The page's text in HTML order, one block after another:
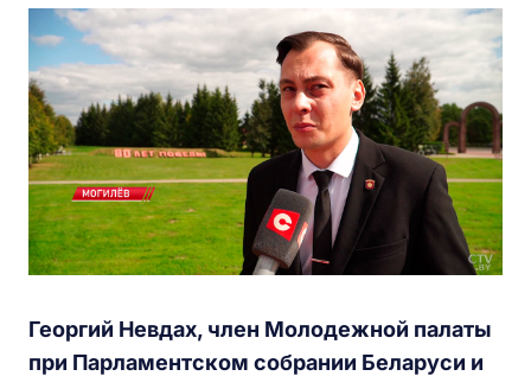
Георгий Невдах, член Молодежной палаты
при Парламентском собрании Беларуси и